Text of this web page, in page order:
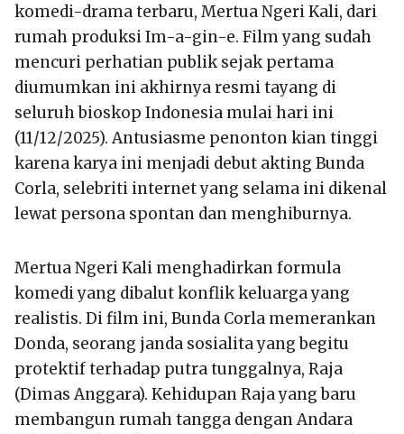
komedi-drama terbaru, Mertua Ngeri Kali, dari
rumah produksi Im-a-gin-e. Film yang sudah
mencuri perhatian publik sejak pertama
diumumkan ini akhirnya resmi tayang di
seluruh bioskop Indonesia mulai hari ini
(11/12/2025). Antusiasme penonton kian tinggi
karena karya ini menjadi debut akting Bunda
Corla, selebriti internet yang selama ini dikenal
lewat persona spontan dan menghiburnya.
Mertua Ngeri Kali menghadirkan formula
komedi yang dibalut konflik keluarga yang
realistis. Di film ini, Bunda Corla memerankan
Donda, seorang janda sosialita yang begitu
protektif terhadap putra tunggalnya, Raja
(Dimas Anggara). Kehidupan Raja yang baru
membangun rumah tangga dengan Andara